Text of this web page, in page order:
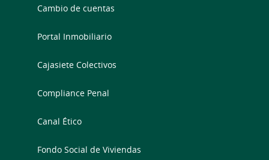
Cambio de cuentas
Portal Inmobiliario
Cajasiete Colectivos
Compliance Penal
Canal Ético
Fondo Social de Viviendas